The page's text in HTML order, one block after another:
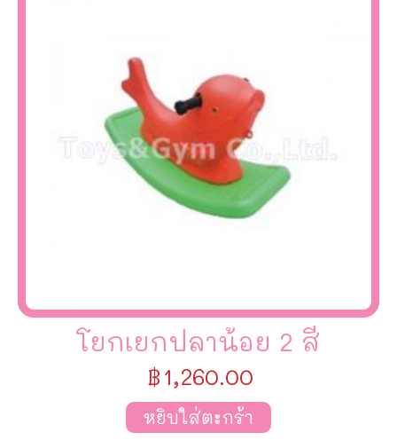
โยกเยกปลาน้อย 2 สี
฿1,260.00
หยิบใส่ตะกร้า